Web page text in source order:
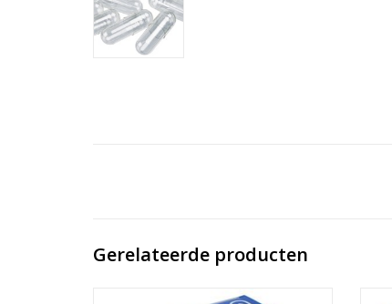
Gerelateerde producten
De Capsulemachine is een apparaat